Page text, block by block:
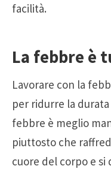
facilità.
La febbre è
Lavorare con la
per ridurre la
febbre è meglio
piuttosto che
cuore del corpo e